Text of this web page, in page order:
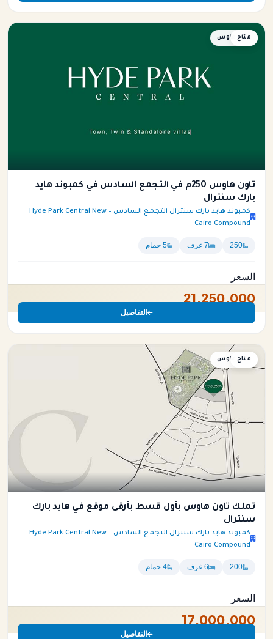
تاون هاوس
متاح
تاون هاوس 250م في التجمع السادس في كمبوند هايد
بارك سنترال
كمبوند هايد بارك سنترال التجمع السادس – Hyde Park Central New
Cairo Compound
250 7 غرف 5 حمام
السعر
21,250,000
التفاصيل
تاون هاوس
متاح
تملك تاون هاوس بأول قسط بأرقى موقع في هايد بارك
سنترال
كمبوند هايد بارك سنترال التجمع السادس – Hyde Park Central New
Cairo Compound
200 6 غرف 4 حمام
السعر
17,000,000
التفاصيل